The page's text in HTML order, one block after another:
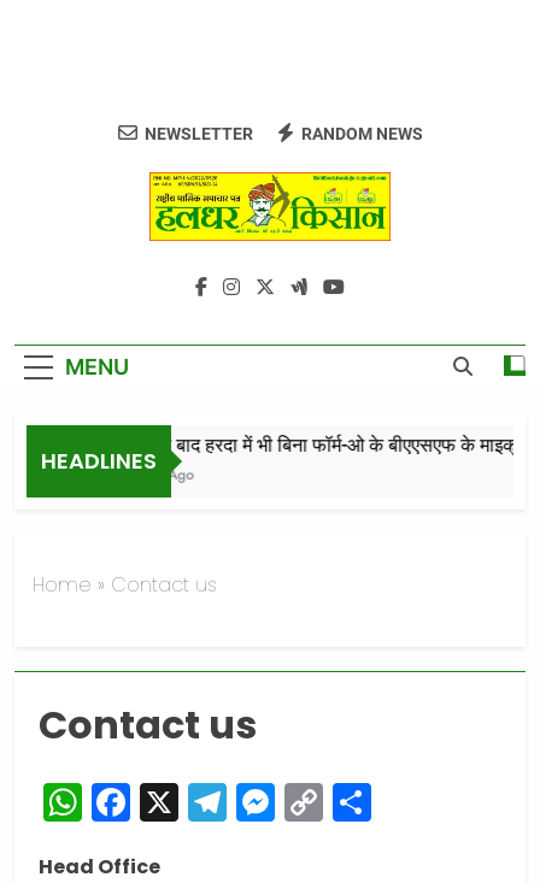
Haldhar Kisan
राष्ट्रीय मासिक समाचार पत्र हलधर किसान
NEWSLETTER RANDOM NEWS
MENU
HEADLINES
खंडवा के बाद हरदा में भी बिना फॉर्म-ओ के बीएएसएफ के
7 Hours Ago
Home » Contact us
Contact us
WhatsApp
Facebook
X Telegram
Messenger
Copy
Link
Head Office